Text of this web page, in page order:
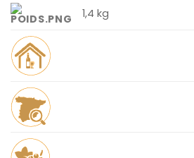
1,4 kg